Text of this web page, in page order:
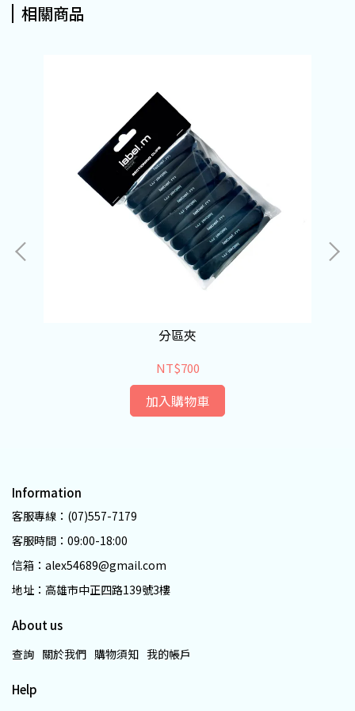
相關商品
分區夾
NT$700
加入購物車
Information
客服專線：(07)557-7179
客服時間：09:00-18:00
信箱：alex54689@gmail.com
地址：高雄市中正四路139號3樓
About us
查詢 關於我們 購物須知 我的帳戶
Help